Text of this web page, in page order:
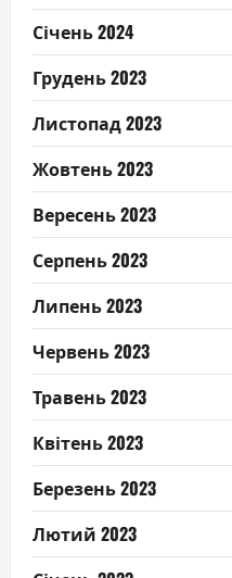
Січень 2024
Грудень 2023
Листопад 2023
Жовтень 2023
Вересень 2023
Серпень 2023
Липень 2023
Червень 2023
Травень 2023
Квітень 2023
Березень 2023
Лютий 2023